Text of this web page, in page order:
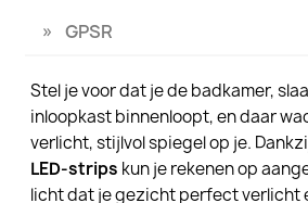
GPSR
Stel je voor dat je de badkamer,
inloopkast binnenloopt, en daar
verlicht, stijlvol spiegel op je.
LED-strips kun je rekenen op
licht dat je gezicht perfect verlicht